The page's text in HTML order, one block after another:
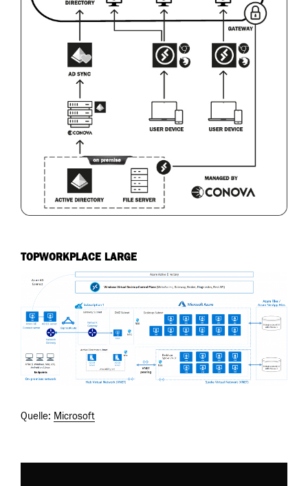
TOPWORKPLACE LARGE
Quelle: Microsoft